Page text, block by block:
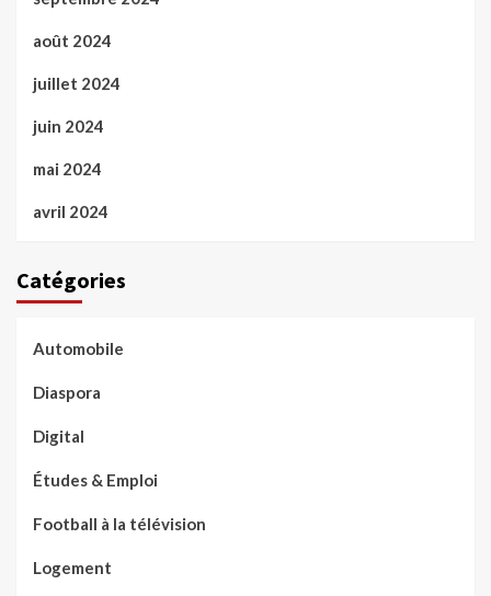
août 2024
juillet 2024
juin 2024
mai 2024
avril 2024
Catégories
Automobile
Diaspora
Digital
Études & Emploi
Football à la télévision
Logement